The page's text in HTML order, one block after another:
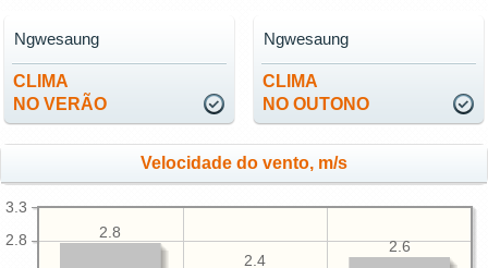
CLIMA
NO VERÃO
Ngwesaung
CLIMA
NO OUTONO
Ngwesaung
Velocidade do vento, m/s
2.8
3.3
2.6
2.4
2.8